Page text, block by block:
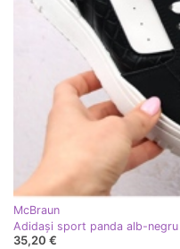
McBraun
Adidași sport panda alb-
35,20 €